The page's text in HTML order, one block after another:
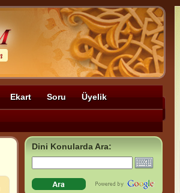
Ekart Soru Üyelik
Dini Konularda Ara: